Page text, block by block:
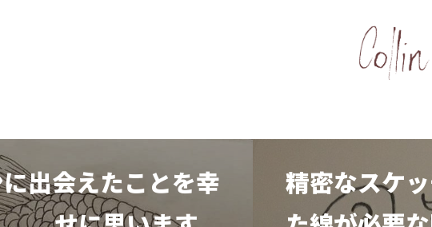
出会えたことを幸
精密なスケ